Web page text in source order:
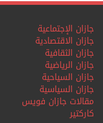
جازان الإجتماعية
جازان الاقتصادية
جازان الثقافية
جازان الرياضية
جازان السياحية
جازان السياسية
مقالات جازان فويس
كاركتير